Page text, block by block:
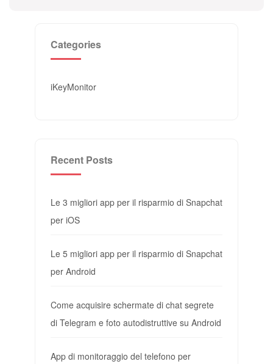
Categories
iKeyMonitor
Recent Posts
Le 3 migliori app per il risparmio di Snapchat
per iOS
Le 5 migliori app per il risparmio di Snapchat
per Android
Come acquisire schermate di chat segrete
di Telegram e foto autodistruttive su Android
App di monitoraggio del telefono per